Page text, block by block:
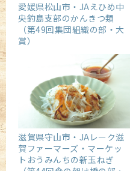
愛媛県松山市・JAえひめ中
央釣島支部のかんきつ類
（第49回集団組織の部・大
賞）
滋賀県守山市・JAレーク滋
賀ファーマーズ・マーケッ
トおうみんちの新玉ねぎ